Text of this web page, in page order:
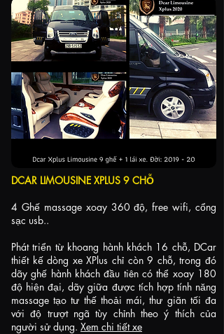
DCAR LIMOUSINE XPLUS 9 CHỖ
4 Ghế massage xoay 360 độ, free wifi, cổng
sạc usb..
Phát triển từ khoang hành khách 16 chỗ, DCar
thiết kế dòng xe XPlus chỉ còn 9 chỗ, trong đó
dãy ghế hành khách đầu tiên có thể xoay 180
độ hiện đại, dãy giữa được tích hợp tính năng
massage tạo tư thế thoải mái, thư giãn tối đa
với độ trượt ngã tùy chỉnh theo ý thích của
người sử dụng. Xem chi tiết xe